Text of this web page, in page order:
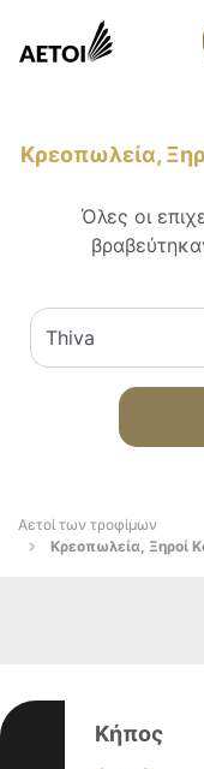
Κρεοπωλεία,
Όλες οι
Αετοί των τροφίμων
Κρεοπωλεία, Ξηροί
Κήπος